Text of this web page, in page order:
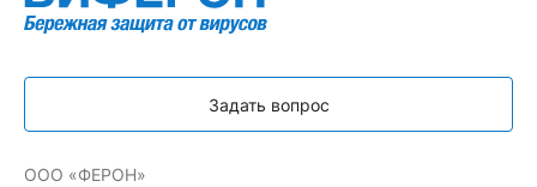
Задать вопрос
ООО «ФЕРОН»